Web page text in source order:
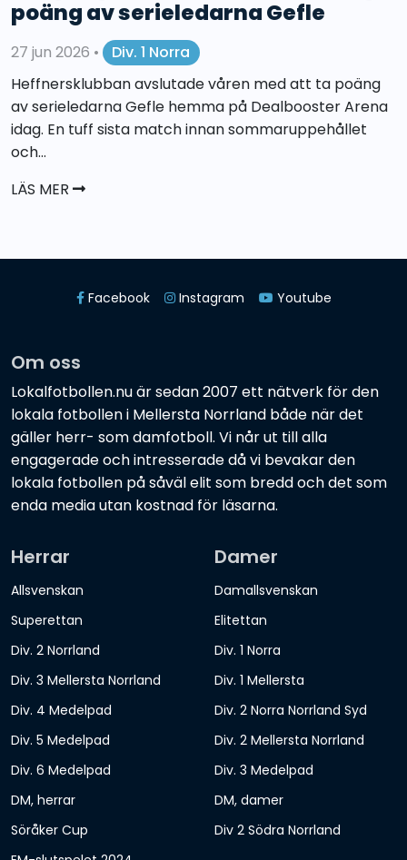
poäng av serieledarna Gefle
27 jun 2026 •
Div. 1 Norra
Heffnersklubban avslutade våren med att ta poäng
av serieledarna Gefle hemma på Dealbooster Arena
idag. En tuff sista match innan sommaruppehållet
och...
LÄS MER
Facebook Instagram Youtube
Om oss
Lokalfotbollen.nu är sedan 2007 ett nätverk för den
lokala fotbollen i Mellersta Norrland både när det
gäller herr- som damfotboll. Vi når ut till alla
engagerade och intresserade då vi bevakar den
lokala fotbollen på såväl elit som bredd och det som
enda media utan kostnad för läsarna.
Herrar
Allsvenskan
Superettan
Div. 2 Norrland
Div. 3 Mellersta Norrland
Div. 4 Medelpad
Div. 5 Medelpad
Div. 6 Medelpad
DM, herrar
Söråker Cup
Damer
Damallsvenskan
Elitettan
Div. 1 Norra
Div. 1 Mellersta
Div. 2 Norra Norrland Syd
Div. 2 Mellersta Norrland
Div. 3 Medelpad
DM, damer
Div 2 Södra Norrland